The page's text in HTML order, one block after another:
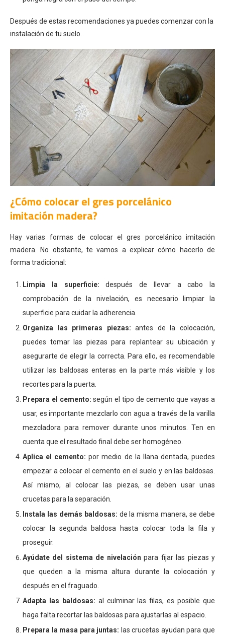
Después de estas recomendaciones ya puedes comenzar con la
instalación de tu suelo.
¿Cómo colocar el gres porcelánico
imitación madera?
Hay varias formas de colocar el gres porcelánico imitación
madera. No obstante, te vamos a explicar cómo hacerlo de
forma tradicional:
Limpia la superficie: después de llevar a cabo la
comprobación de la nivelación, es necesario limpiar la
superficie para cuidar la adherencia.
Organiza las primeras piezas: antes de la colocación,
puedes tomar las piezas para replantear su ubicación y
asegurarte de elegir la correcta. Para ello, es recomendable
utilizar las baldosas enteras en la parte más visible y los
recortes para la puerta.
Prepara el cemento: según el tipo de cemento que vayas a
usar, es importante mezclarlo con agua a través de la varilla
mezcladora para remover durante unos minutos. Ten en
cuenta que el resultado final debe ser homogéneo.
Aplica el cemento: por medio de la llana dentada, puedes
empezar a colocar el cemento en el suelo y en las baldosas.
Así mismo, al colocar las piezas, se deben usar unas
crucetas para la separación.
Instala las demás baldosas: de la misma manera, se debe
colocar la segunda baldosa hasta colocar toda la fila y
proseguir.
Ayúdate del sistema de nivelación para fijar las piezas y
que queden a la misma altura durante la colocación y
después en el fraguado.
Adapta las baldosas: al culminar las filas, es posible que
haga falta recortar las baldosas para ajustarlas al espacio.
Prepara la masa para juntas: las crucetas ayudan para que